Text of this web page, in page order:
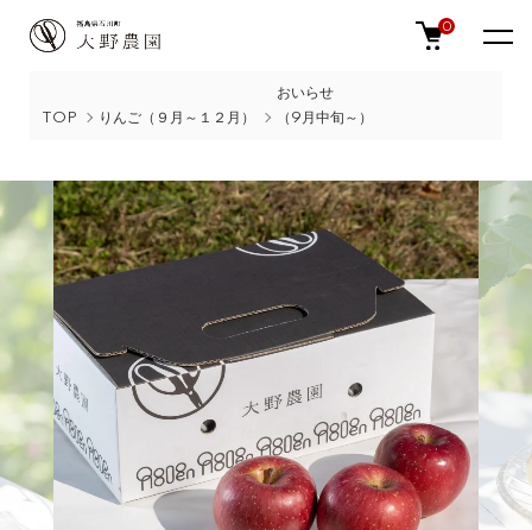
0
TOP りんご（９月～１２月）
おいらせ
（9月中旬～）